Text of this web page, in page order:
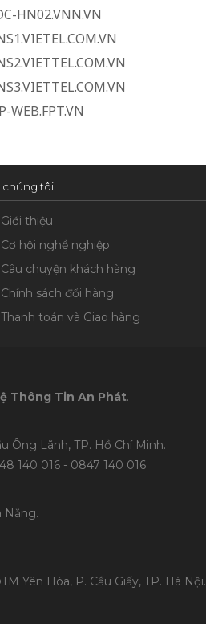
HN02.VNN.VN
WEB.FPT.VN
chúng tôi
Giới thiệu
Cơ hội nghề nghiệp
Câu chuyện khách hàng
Chính sách đổi hàng
Thanh toán và Giao hàng
Thông Tin An Phát.
Ông Lãnh, TP. Hồ Chí Minh.
140 016 - 0847 140 016
Nẵng.
Yên Hòa, P. Cầu Giấy, TP. Hà Nội.